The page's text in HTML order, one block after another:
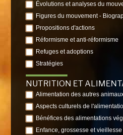
Évolutions et analyses du
Figures du mouvement -
Propositions d'actions
Réformisme et anti-réformisme
Refuges et adoptions
Stratégies
NUTRITION ET
Alimentation des autres
Aspects culturels de
Bénéfices des alimentations
Enfance, grossesse et vieillesse